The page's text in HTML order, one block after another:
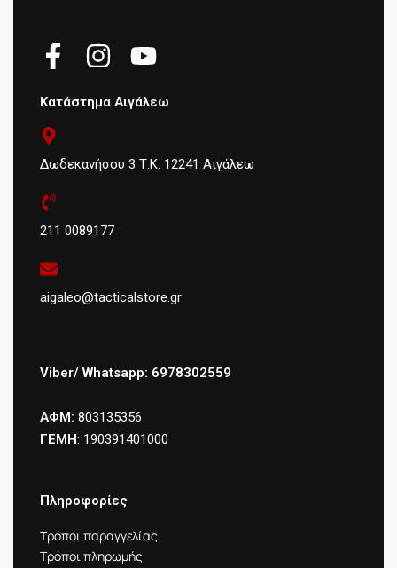
Κατάστημα Αιγάλεω
Δωδεκανήσου 3 Τ.Κ: 12241 Αιγάλεω
211 0089177
aigaleo@tacticalstore.gr
Viber/ Whatsapp: 6978302559
ΑΦΜ: 803135356
ΓΕΜΗ: 190391401000
Πληροφορίες
Τρόποι παραγγελίας
Τρόποι πληρωμής